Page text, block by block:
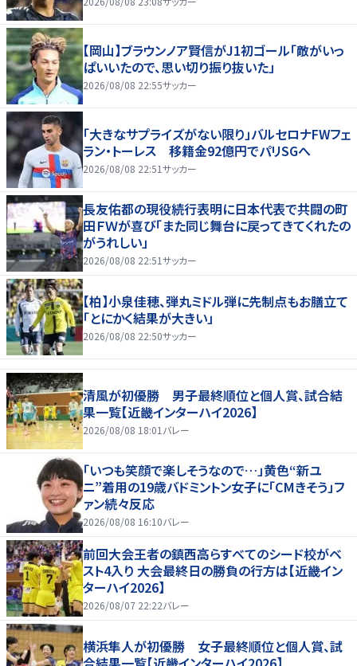
【岡山】ブラウンノア賢信がJ1初ゴール「敵がいっ
ぱいいたので、思い切り振り抜いた」
2026/08/08 22:55サッカー
「大きなサプライズがない限り」バルセロナFWフェ
ラン・トーレス 移籍金92億円でパリSGへ
2026/08/08 22:51サッカー
長友佑都の現役続行表明に日本代表で共闘の町
田ＦＷが喜び「また同じ舞台に戻ってきてくれたの
がうれしい」
2026/08/08 22:51サッカー
【柏】小泉佳穂、弾丸ミドル弾に先制点もお膳立て
「とにかく結果が大きい」
2026/08/08 22:50サッカー
清風が初優勝 男子最終順位と個人賞、試合結
果一覧【近畿インターハイ2026】
2026/08/08 18:01 バレー
「いつも笑顔で楽しそうなので…」黄色“新ユ
ニ”着用の19歳バドミントン女子に「CMきそう」フ
ァン続々反応
2026/08/08 16:10バレー
前回大会王者の鎮西高らすべてのシード校がベ
スト4入り 大会最終日の勝負の行方は【近畿イン
ターハイ2026】
2026/08/07 22:22バレー
横浜隼人が初優勝 女子最終順位と個人賞、試